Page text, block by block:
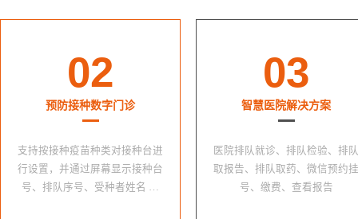
02
预防接种数字门诊
支持按接种疫苗种类对接种台进
行设置，并通过屏幕显示接种台
号、排队序号、受种者姓名 …
03
智慧医院解决方案
医院排队就诊、排队检验、排队
取报告、排队取药、微信预约挂
号、缴费、查看报告